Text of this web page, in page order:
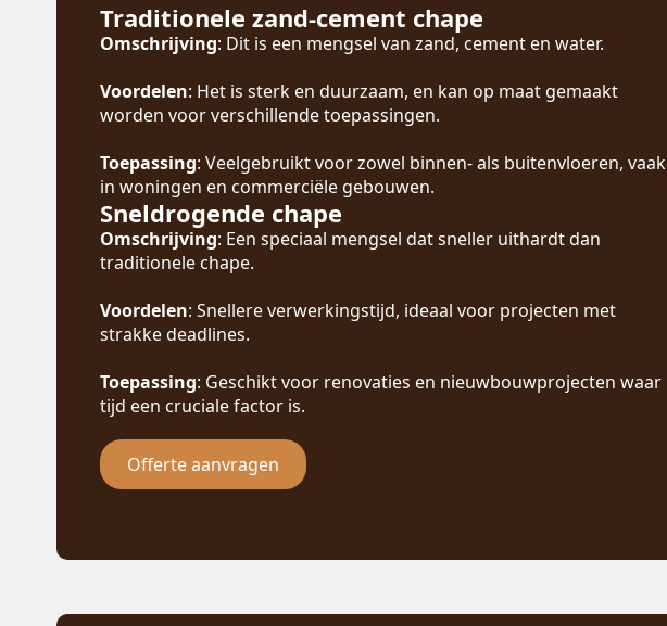
Traditionele zand-cement chape
Omschrijving: Dit is een mengsel van zand, cement en water.
Voordelen: Het is sterk en duurzaam, en kan op maat gemaakt
worden voor verschillende toepassingen.
Toepassing: Veelgebruikt voor zowel binnen- als buitenvloeren, vaak
in woningen en commerciële gebouwen.
Sneldrogende chape
Omschrijving: Een speciaal mengsel dat sneller uithardt dan
traditionele chape.
Voordelen: Snellere verwerkingstijd, ideaal voor projecten met
strakke deadlines.
Toepassing: Geschikt voor renovaties en nieuwbouwprojecten waar
tijd een cruciale factor is.
Offerte aanvragen